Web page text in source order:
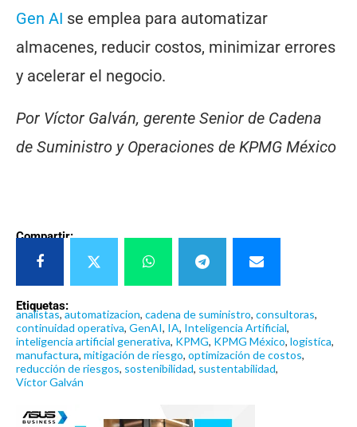
Gen AI se emplea para automatizar
almacenes, reducir costos, minimizar errores
y acelerar el negocio.
Por Víctor Galván, gerente Senior de Cadena
de Suministro y Operaciones de KPMG México
Compartir:
Etiquetas:
analistas,automatizacion, cadena de suministro, consultoras,
continuidad operativa, GenAI, IA, Inteligencia Artificial,
inteligencia artificial generativa, KPMG, KPMG México, logistíca,
manufactura, mitigación de riesgo, optimización de costos,
reducción de riesgos, sostenibilidad, sustentabilidad,
Víctor Galván